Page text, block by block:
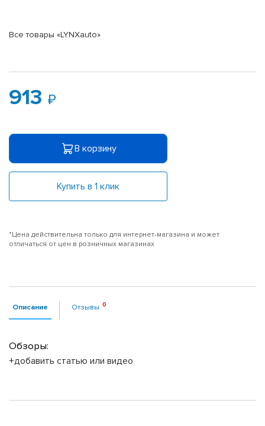
Все товары «LYNXauto»
913
В корзину
Купить в 1 клик
*Цена действительна только для интернет-магазина и может
отличаться от цен в розничных магазинах
Описание Отзывы
Обзоры:
+добавить статью или видео